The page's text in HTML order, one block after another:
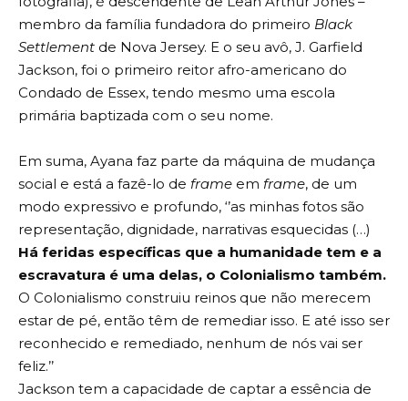
membro da família fundadora do primeiro Black
Settlement de Nova Jersey. E o seu avô, J. Garfield
Jackson, foi o primeiro reitor afro-americano do
Condado de Essex, tendo mesmo uma escola
primária baptizada com o seu nome.
Em suma, Ayana faz parte da máquina de mudança
social e está a fazê-lo de frame em frame, de um
modo expressivo e profundo, ‘’as minhas fotos são
representação, dignidade, narrativas esquecidas (…)
Há feridas específicas que a humanidade tem e a
escravatura é uma delas, o Colonialismo também.
O Colonialismo construiu reinos que não merecem
estar de pé, então têm de remediar isso. E até isso ser
reconhecido e remediado, nenhum de nós vai ser
feliz.’’
Jackson tem a capacidade de captar a essência de